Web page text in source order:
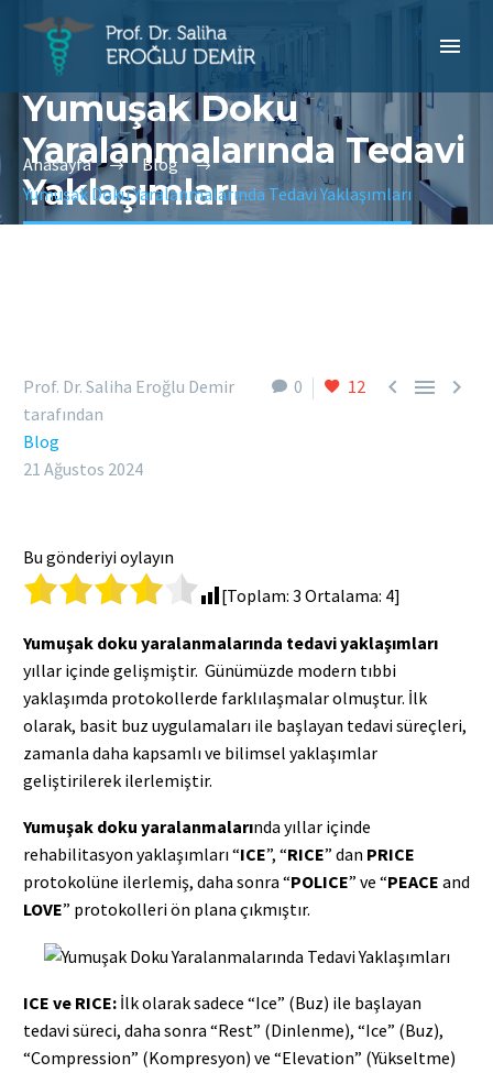
Yumuşak Doku
Yaralanmalarında Tedavi
Yaklaşımları
Anasayfa
Blog
Yumuşak Doku Yaralanmalarında Tedavi Yaklaşımları
0 12   
Prof. Dr. Saliha Eroğlu Demir
tarafından
Blog
21 Ağustos 2024
Bu gönderiyi oylayın
[Toplam: 3 Ortalama: 4]
Yumuşak doku yaralanmalarında tedavi yaklaşımları
yıllar içinde gelişmiştir. Günümüzde modern tıbbi
yaklaşımda protokollerde farklılaşmalar olmuştur. İlk
olarak, basit buz uygulamaları ile başlayan tedavi süreçleri,
zamanla daha kapsamlı ve bilimsel yaklaşımlar
geliştirilerek ilerlemiştir.
Yumuşak doku yaralanmalarında yıllar içinde
rehabilitasyon yaklaşımları “ICE”, “RICE” dan PRICE
protokolüne ilerlemiş, daha sonra “POLICE” ve “PEACE and
LOVE” protokolleri ön plana çıkmıştır.
ICE ve RICE: İlk olarak sadece “Ice” (Buz) ile başlayan
tedavi süreci, daha sonra “Rest” (Dinlenme), “Ice” (Buz),
“Compression” (Kompresyon) ve “Elevation” (Yükseltme)